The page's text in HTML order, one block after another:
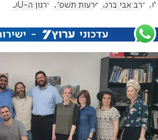
לוד הרב אבי ברמן פרעות תשפ"א ארגון ה-OU